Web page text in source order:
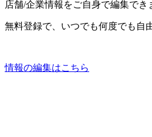
店舗/企業情報をご自身で編集でき
無料登録で、いつでも何度でも自
情報の編集はこちら